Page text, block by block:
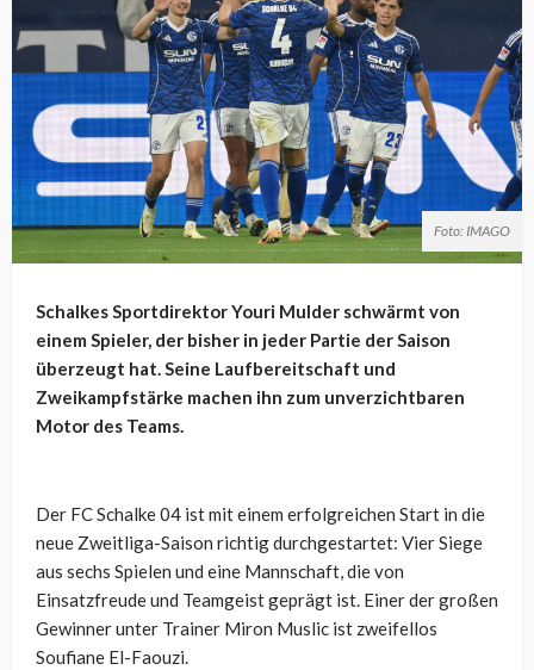
Foto: IMAGO
Schalkes Sportdirektor Youri Mulder schwärmt von
einem Spieler, der bisher in jeder Partie der Saison
überzeugt hat. Seine Laufbereitschaft und
Zweikampfstärke machen ihn zum unverzichtbaren
Motor des Teams.
Der FC Schalke 04 ist mit einem erfolgreichen Start in die
neue Zweitliga-Saison richtig durchgestartet: Vier Siege
aus sechs Spielen und eine Mannschaft, die von
Einsatzfreude und Teamgeist geprägt ist. Einer der großen
Gewinner unter Trainer Miron Muslic ist zweifellos
Soufiane El-Faouzi.